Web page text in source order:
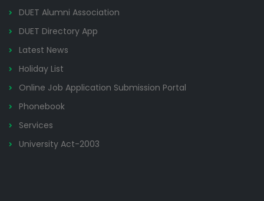
DUET Alumni Association
DUET Directory App
Latest News
Holiday List
Online Job Application Submission Portal
Phonebook
Services
University Act-2003